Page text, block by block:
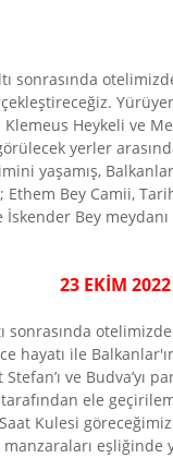
sonrasında
Heykeli ve
yerler
yaşamış,
Bey Camii,
İskender Bey
23 EKİM
sonrasında
hayatı ile
ve
ele
Kulesi